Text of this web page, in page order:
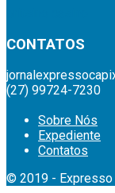
CONTATOS
(27) 99724-7230
Sobre Nós
Expediente
Contatos
© 2019 - Expresso